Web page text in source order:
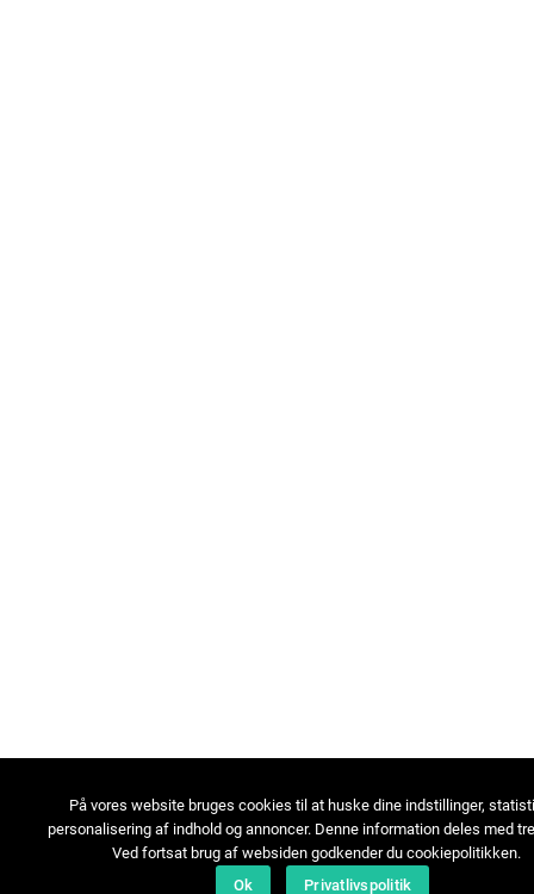
På vores website bruges cookies til at huske dine indstillinger,
personalisering af indhold og annoncer. Denne information deles med
Ved fortsat brug af websiden godkender du cookiepolitikken.
Ok
Privatlivspolitik